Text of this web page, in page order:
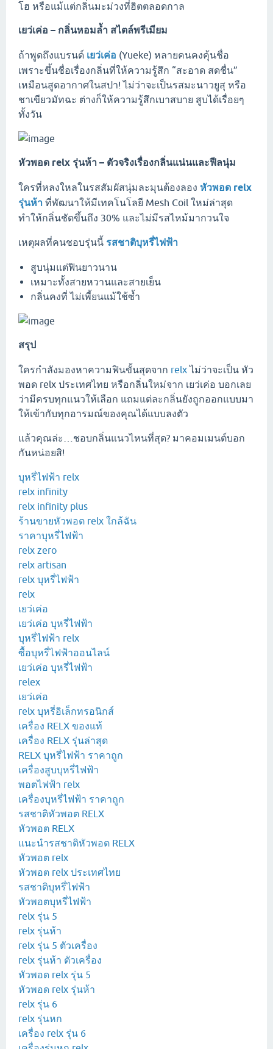
โฮ หรือแม้แต่กลิ่นมะม่วงที่ฮิตตลอดกาล
เยว่เค่อ – กลิ่นหอมล้ำ สไตล์พรีเมียม
ถ้าพูดถึงแบรนด์ เยว่เค่อ (Yueke) หลายคนคงคุ้นชื่อ
เพราะขึ้นชื่อเรื่องกลิ่นที่ให้ความรู้สึก “สะอาด สดชื่น”
เหมือนสูดอากาศในสปา! ไม่ว่าจะเป็นรสมะนาวยูสุ หรือ
ชาเขียวมัทฉะ ต่างก็ให้ความรู้สึกเบาสบาย สูบได้เรื่อยๆ
ทั้งวัน
หัวพอด relx รุ่นห้า – ตัวจริงเรื่องกลิ่นแน่นและฟีลนุ่ม
ใครที่หลงใหลในรสสัมผัสนุ่มละมุนต้องลอง หัวพอด relx
รุ่นห้า ที่พัฒนาให้มีเทคโนโลยี Mesh Coil ใหม่ล่าสุด
ทำให้กลิ่นชัดขึ้นถึง 30% และไม่มีรสไหม้มากวนใจ
เหตุผลที่คนชอบรุ่นนี้ รสชาติบุหรี่ไฟฟ้า
สูบนุ่มแต่ฟินยาวนาน
เหมาะทั้งสายหวานและสายเย็น
กลิ่นคงที่ ไม่เพี้ยนแม้ใช้ซ้ำ
สรุป
ใครกำลังมองหาความฟินขั้นสุดจาก relxไม่ว่าจะเป็น หัว
พอด relx ประเทศไทย หรือกลิ่นใหม่จาก เยว่เค่อ บอกเลย
ว่ามีครบทุกแนวให้เลือก แถมแต่ละกลิ่นยังถูกออกแบบมา
ให้เข้ากับทุกอารมณ์ของคุณได้แบบลงตัว
แล้วคุณล่ะ…ชอบกลิ่นแนวไหนที่สุด? มาคอมเมนต์บอก
กันหน่อยสิ!
บุหรี่ไฟฟ้า relx
relx infinity
relx infinity plus
ร้านขายหัวพอต relx ใกล้ฉัน
ราคาบุหรี่ไฟฟ้า
relx zero
relx artisan
relx บุหรี่ไฟฟ้า
relx
เยว่เค่อ
เยว่เค่อ บุหรี่ไฟฟ้า
บุหรี่ไฟฟ้า relx
ซื้อบุหรี่ไฟฟ้าออนไลน์
เยว่เค่อ บุหรี่ไฟฟ้า
relex
เยว่เค่อ
relx บุหรี่อิเล็กทรอนิกส์
เครื่อง RELX ของแท้
เครื่อง RELX รุ่นล่าสุด
RELX บุหรี่ไฟฟ้า ราคาถูก
เครื่องสูบบุหรี่ไฟฟ้า
พอตไฟฟ้า relx
เครื่องบุหรี่ไฟฟ้า ราคาถูก
รสชาติหัวพอต RELX
หัวพอต RELX
แนะนำรสชาติหัวพอต RELX
หัวพอต relx
หัวพอต relx ประเทศไทย
รสชาติบุหรี่ไฟฟ้า
หัวพอตบุหรี่ไฟฟ้า
relx รุ่น 5
relx รุ่นห้า
relx รุ่น 5 ตัวเครื่อง
relx รุ่นห้า ตัวเครื่อง
หัวพอด relx รุ่น 5
หัวพอด relx รุ่นห้า
relx รุ่น 6
relx รุ่นหก
เครื่อง relx รุ่น 6